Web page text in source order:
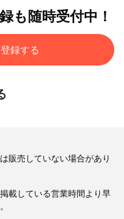
も随時受付中！
録する
販売していない場合があり
載している営業時間より早